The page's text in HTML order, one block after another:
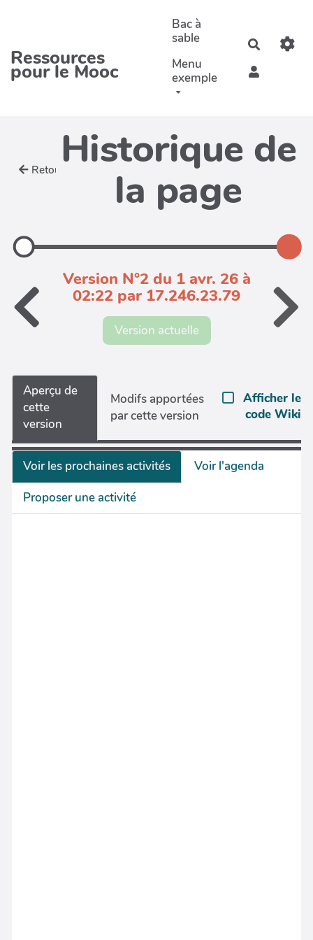
Ressources
pour le Mooc
Bac à
sable
Menu
exemple
Retour Historique de
la page
Version N°2 du 1 avr. 26 à
02:22 par 17.246.23.79
Version actuelle
Aperçu de
cette
version
Modifs apportées
par cette version
Afficher le
code Wiki